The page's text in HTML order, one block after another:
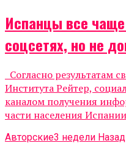
Испанцы все
соцсетях, но не
Согласно результатам
Института Рейтер,
каналом получения
части населения
Авторские3 недели Назад